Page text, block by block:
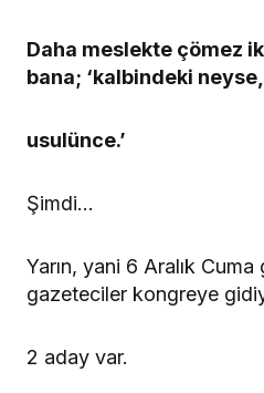
Daha meslekte çömez
bana; ‘kalbindeki
usulünce.’
Şimdi…
Yarın, yani 6 Aralık
gazeteciler kongreye
2 aday var.